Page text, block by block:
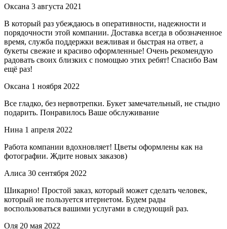
Оксана 3 августа 2021
В который раз убеждаюсь в оперативности, надежности и
порядочности этой компании. Доставка всегда в обозначенное
время, служба поддержки вежливая и быстрая на ответ, а
букеты свежие и красиво оформленные! Очень рекомендую
радовать своих близких с помощью этих ребят! Спасибо Вам
ещё раз!
Оксана 1 ноября 2022
Все гладко, без нервотрепки. Букет замечательный, не стыдно
подарить. Понравилось Ваше обслуживание
Нина 1 апреля 2022
Работа компании вдохновляет! Цветы оформлены как на
фотографии. Ждите новых заказов)
Алиса 30 сентября 2022
Шикарно! Простой заказ, который может сделать человек,
который не пользуется итернетом. Будем рады
воспользоваться вашими услугами в следующий раз.
Оля 20 мая 2022